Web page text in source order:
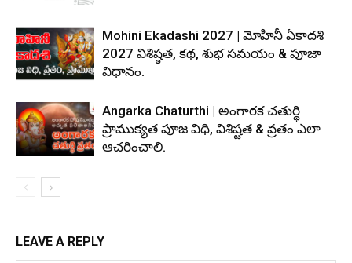
Mohini Ekadashi 2027 | మోహినీ ఏకాదశి
2027 విశిష్ఠత, కథ, శుభ సమయం & పూజా
విధానం.
Angarka Chaturthi | అంగారక చతుర్థి
ప్రాముక్యత పూజ విధి, విశిష్టత & వ్రతం ఎలా
ఆచరించాలి.
LEAVE A REPLY